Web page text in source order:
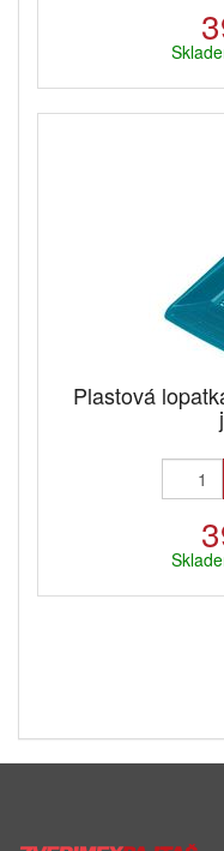
Plastová